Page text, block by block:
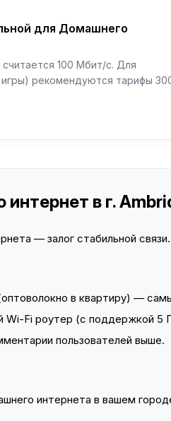
для Домашнего
100 Мбит/с. Для
рекомендуются тарифы
в г.
— залог стабильной
в квартиру) —
Wi-Fi роутер (с поддержкой 5
пользователей выше.
интернета в вашем